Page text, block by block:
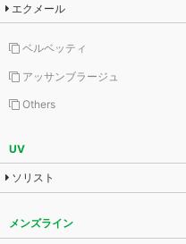
エクメール
ベルベッティ
アッサンブラージュ
Others
UV
ソリスト
メンズライン